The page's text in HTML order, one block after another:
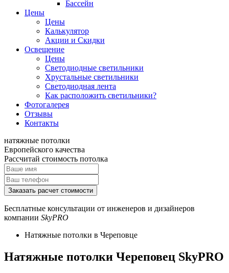
Бассейн
Цены
Цены
Калькулятор
Акции и Скидки
Освещение
Цены
Светодиодные светильники
Хрустальные светильники
Светодиодная лента
Как расположить светильники?
Фотогалерея
Отзывы
Контакты
натяжные потолки
Европейского качества
Рассчитай стоимость потолка
Бесплатные консультации от инженеров и дизайнеров
компании SkyPRO
Натяжные потолки в Череповце
Натяжные потолки Череповец SkyPRO